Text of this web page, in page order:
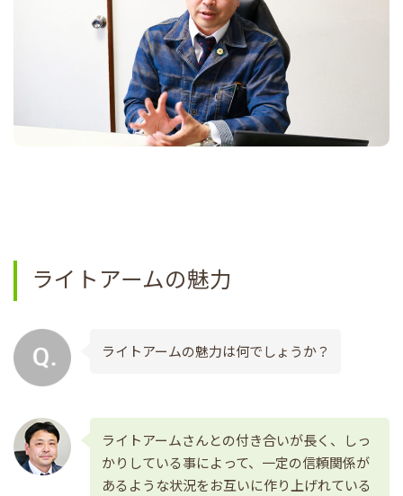
ライトアームの魅力
ライトアームの魅力は何でしょうか？
ライトアームさんとの付き合いが長く、しっ
かりしている事によって、一定の信頼関係が
あるような状況をお互いに作り上げれている